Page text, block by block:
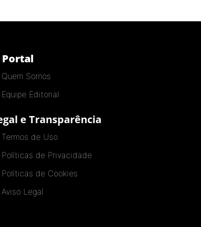
Portal
Quem Somos
Equipe Editorial
e Transparência
Termos de Uso
Políticas de Privacidade
Políticas de Cookies
Aviso Legal